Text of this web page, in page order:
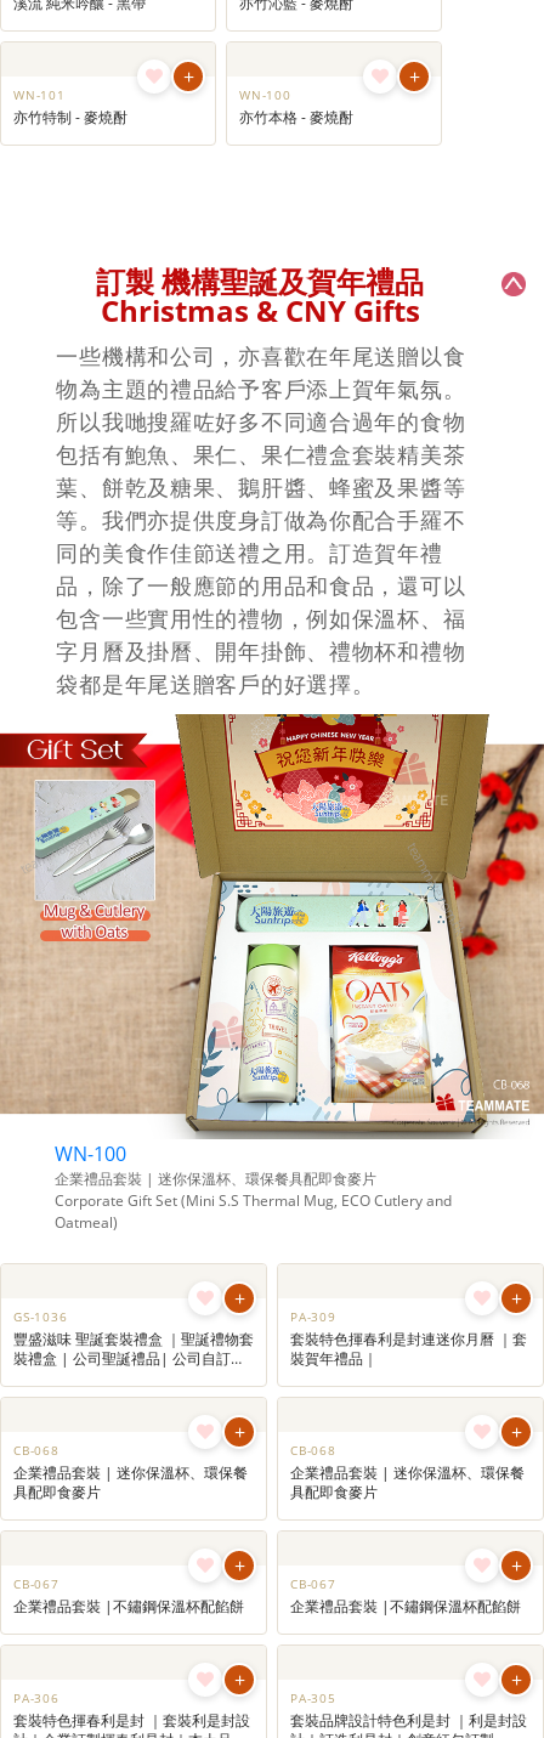
+
寶迪嘉金裝普羅塞克金氣泡酒
WN-405
溪流朝榨出品貯藏酒
+
WN-404
溪流 純米吟釀 - 黑帶
WN-106
亦竹沁藍 - 麥燒酎
+
亦竹特制 - 麥燒酎 亦竹本格 - 麥燒酎
訂製 機構聖誕及賀年禮品
Christmas & CNY Gifts
一些機構和公司，亦喜歡在年尾送贈以食
物為主題的禮品給予客戶添上賀年氣氛。
所以我哋搜羅咗好多不同適合過年的食物
包括有鮑魚、果仁、果仁禮盒套裝精美茶
葉、餅乾及糖果、鵝肝醬、蜂蜜及果醬等
等。我們亦提供度身訂做為你配合手羅不
同的美食作佳節送禮之用。訂造賀年禮
品，除了一般應節的用品和食品，還可以
包含一些實用性的禮物，例如保溫杯、福
字月曆及掛曆、開年掛飾、禮物杯和禮物
袋都是年尾送贈客戶的好選擇。
企業禮品套裝 | 迷你保溫杯、環保餐具配即食麥片
Corporate Gift Set (Mini S.S Thermal Mug, ECO Cutlery and
Oatmeal)
+
GS-1036
+
PA-309